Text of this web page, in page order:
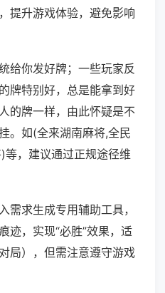
提升游戏体验，避免影响
给你发好牌；一些玩家反
牌特别好，总是能拿到好
的牌一样，由此怀疑是不
。如(全来湖南麻将,全民
，建议通过正规途径维
需求生成专用辅助工具，
迹，实现“必胜”效果，适
局），但需注意遵守游戏